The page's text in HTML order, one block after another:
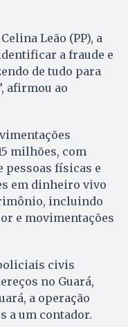
Leão (PP), a
a fraude e
de tudo para
afirmou ao
milhões, com
físicas e
em dinheiro vivo
incluindo
e movimentações
civis
no Guará,
a operação
a um contador.